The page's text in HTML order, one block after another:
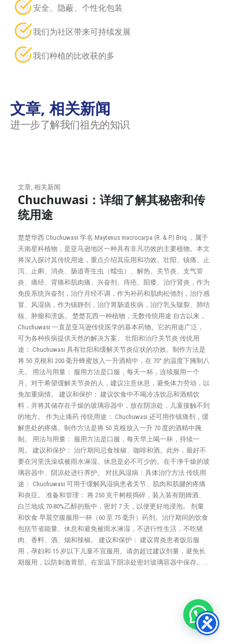
安全、隐蔽、个性化包装
我们为社区带来可持续发展
我们种植的比收获的多
文章, 相关新闻
进一步了解我们祖先的知识
文章, 相关新闻
Chuchuwasi：详细了解其秘密和传
统用途
楚楚华西 Chuchuwasi 学名 Maytenus macrocarpa (R. & P.) Briq.，属于
天南星科植物，是亚马逊地区一种具有非凡功效的主要植物。本文
将深入探讨其传统用途，重点介绍其应用和功效。壮阳、镇痛、止
泻、止痢、消炎、肠道寄生虫（蠕虫）、解热、关节炎、支气管
炎、痛经、背痛和肌肉痛、兴奋剂、痔疮、阳痿、治疗肾炎，作为
免疫系统兴奋剂，治疗月经不调，作为补药和肌肉松弛剂，治疗感
冒、风湿病，作为镇静剂，治疗胃肠道疾病，治疗乳头皲裂、肺结
核、肿瘤和溃疡。 楚楚瓦西一种植物，无数传统用途 自古以来，
Chuchuwasi 一直是亚马逊传统医学的基本药物。它的用途广泛，
可为各种疾病提供天然的解决方案。 壮阳和治疗关节炎 传统用
途： Chuchuwasi 具有壮阳和缓解关节炎症状的功效。制作方法是
将 50 克根和 200 毫升蜂蜜放入一升酒精中，在 70° 的温度下腌制八
天。 用法与用量： 服用方法是口服，每天一杯，连续服用一个
月。对于希望缓解关节炎的人，建议注意休息，避免体力劳动，以
免加重病情。 建议和保护： 建议饮食中不喝冷冻饮品和酒精饮
料，并将其储存在干燥的玻璃容器中，放在阴凉处，儿童接触不到
的地方。 作为止痛药 传统用途： Chuchuwasi 还可用作镇痛剂，缓
解患处的疼痛。制作方法是将 50 克根放入一升 70 度的酒精中腌
制。 用法与用量： 服用方法是口服，每天早上喝一杯，持续一
周。 建议和保护： 治疗期间忌食辣椒、咖啡和酒。此外，最好不
要在河里洗澡或被雨水淋湿。休息是必不可少的。在干净干燥的玻
璃容器中、阴凉处进行养护。 对抗风湿病：具体治疗方法 传统用
途： Chuchuwasi 可用于缓解风湿病患者关节、肌肉和肌腱的疼痛
和炎症。 准备和管理： 将 250 克干树根捣碎，装入装有朗姆酒、
白兰地或 70-80%乙醇的瓶中，密封 7 天，以便更好地浸泡。 剂量
和饮食 早晨空腹服用一杯（60 至 75 毫升）药剂。治疗期间的饮食
包括节省能量、休息和避免被雨水淋湿，不进行性生活，不吃猪
肉、香料、酒、烟和辣椒。 建议和保护： 建议胃炎患者饭后服
用，孕妇和 15 岁以下儿童不宜服用。请勿超过建议剂量，避免长
期服用，以防刺激胃部。在室温下阴凉处密封玻璃容器中保存。...